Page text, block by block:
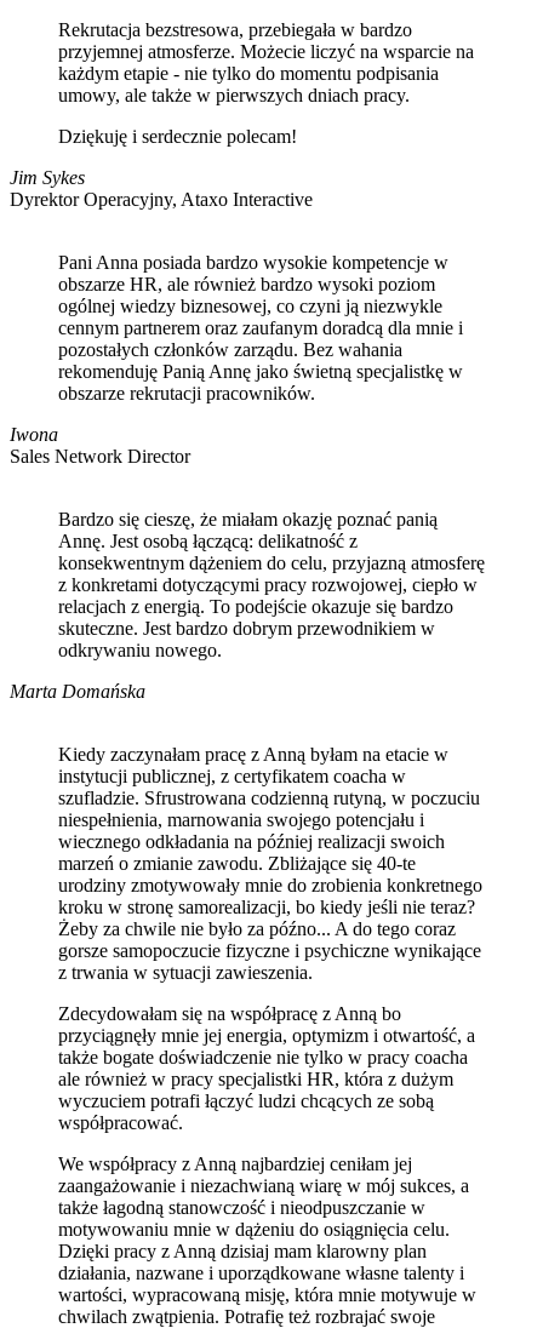
Rekrutacja bezstresowa, przebiegała w bardzo
przyjemnej atmosferze. Możecie liczyć na wsparcie na
każdym etapie - nie tylko do momentu podpisania
umowy, ale także w pierwszych dniach pracy.
Dziękuję i serdecznie polecam!
Jim Sykes
Dyrektor Operacyjny, Ataxo Interactive
Pani Anna posiada bardzo wysokie kompetencje w
obszarze HR, ale również bardzo wysoki poziom
ogólnej wiedzy biznesowej, co czyni ją niezwykle
cennym partnerem oraz zaufanym doradcą dla mnie i
pozostałych członków zarządu. Bez wahania
rekomenduję Panią Annę jako świetną specjalistkę w
obszarze rekrutacji pracowników.
Iwona
Sales Network Director
Bardzo się cieszę, że miałam okazję poznać panią
Annę. Jest osobą łączącą: delikatność z
konsekwentnym dążeniem do celu, przyjazną atmosferę
z konkretami dotyczącymi pracy rozwojowej, ciepło w
relacjach z energią. To podejście okazuje się bardzo
skuteczne. Jest bardzo dobrym przewodnikiem w
odkrywaniu nowego.
Marta Domańska
Kiedy zaczynałam pracę z Anną byłam na etacie w
instytucji publicznej, z certyfikatem coacha w
szufladzie. Sfrustrowana codzienną rutyną, w poczuciu
niespełnienia, marnowania swojego potencjału i
wiecznego odkładania na później realizacji swoich
marzeń o zmianie zawodu. Zbliżające się 40-te
urodziny zmotywowały mnie do zrobienia konkretnego
kroku w stronę samorealizacji, bo kiedy jeśli nie teraz?
Żeby za chwile nie było za późno... A do tego coraz
gorsze samopoczucie fizyczne i psychiczne wynikające
z trwania w sytuacji zawieszenia.
Zdecydowałam się na współpracę z Anną bo
przyciągnęły mnie jej energia, optymizm i otwartość, a
także bogate doświadczenie nie tylko w pracy coacha
ale również w pracy specjalistki HR, która z dużym
wyczuciem potrafi łączyć ludzi chcących ze sobą
współpracować.
We współpracy z Anną najbardziej ceniłam jej
zaangażowanie i niezachwianą wiarę w mój sukces, a
także łagodną stanowczość i nieodpuszczanie w
motywowaniu mnie w dążeniu do osiągnięcia celu.
Dzięki pracy z Anną dzisiaj mam klarowny plan
działania, nazwane i uporządkowane własne talenty i
wartości, wypracowaną misję, która mnie motywuje w
chwilach zwątpienia. Potrafię też rozbrajać swoje